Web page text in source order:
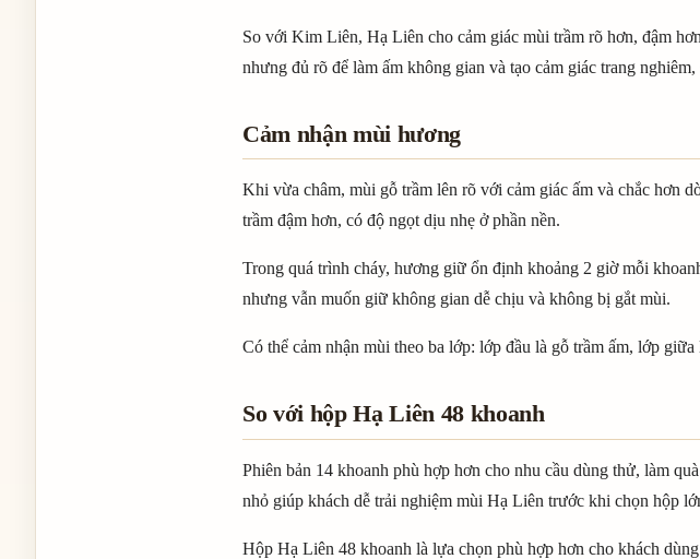
So với Kim Liên, Hạ Liên cho cảm giác mùi trầm rõ hơn, đậm
nhưng đủ rõ để làm ấm không gian và tạo cảm giác trang nghiêm,
Cảm nhận mùi hương
Khi vừa châm, mùi gỗ trầm lên rõ với cảm giác ấm và chắc hơn
trầm đậm hơn, có độ ngọt dịu nhẹ ở phần nền.
Trong quá trình cháy, hương giữ ổn định khoảng 2 giờ mỗi
nhưng vẫn muốn giữ không gian dễ chịu và không bị gắt mùi.
Có thể cảm nhận mùi theo ba lớp: lớp đầu là gỗ trầm ấm, lớp
So với hộp Hạ Liên 48 khoanh
Phiên bản 14 khoanh phù hợp hơn cho nhu cầu dùng thử, làm
nhỏ giúp khách dễ trải nghiệm mùi Hạ Liên trước khi chọn hộp
Hộp Hạ Liên 48 khoanh là lựa chọn phù hợp hơn cho khách